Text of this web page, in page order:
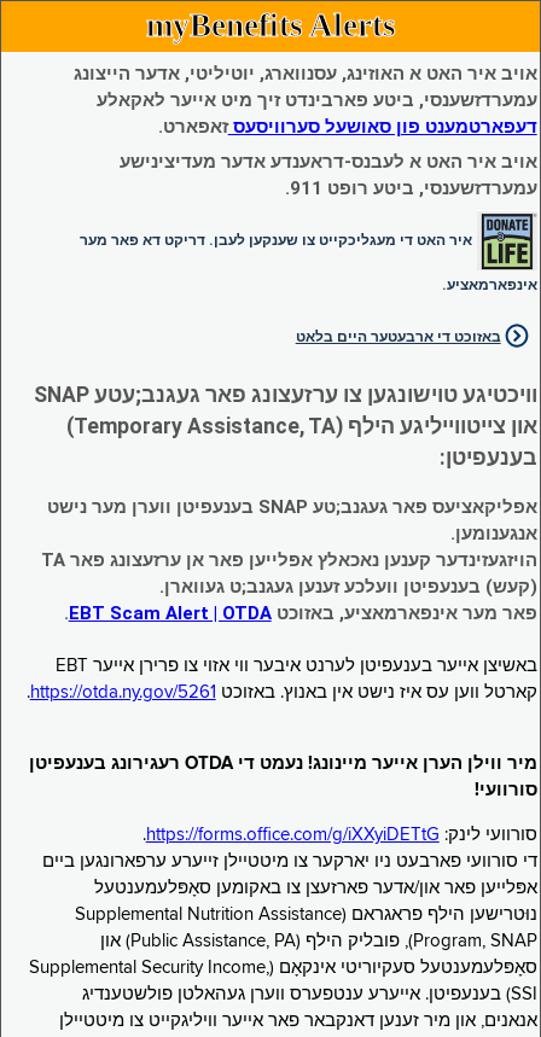
myBenefits Alerts
אויב איר האט א האוזינג, עסנווארג, יוטיליטי, אדער הייצונג
עמערדזשענסי, ביטע פארבינדט זיך מיט אייער לאקאלע
דעפארטמענט פון סאושעל סערוויסעסזאפארט.
אויב איר האט א לעבנס-דראענדע אדער מעדיצינישע
עמערדזשענסי, ביטע רופט 911.
איר האט די מעגליכקייט צו שענקען לעבן. דריקט דא פאר מער
אינפארמאציע.
באזוכט די ארבעטער היים בלאט
וויכטיגע טוישונגען צו ערזעצונג פאר געגנב;עטע SNAP
און צייטווייליגע הילף (Temporary Assistance, TA)
בענעפיטן:
אפליקאציעס פאר געגנב;טע SNAP בענעפיטן ווערן מער נישט
אנגענומען.
הויזגעזינדער קענען נאכאלץ אפּלייען פאר אן ערזעצונג פאר TA
(קעש) בענעפיטן וועלכע זענען געגנב;ט געווארן.
פאר מער אינפארמאציע, באזוכטEBT Scam Alert | OTDA
.
באשיצן אייער בענעפיטן לערנט איבער ווי אזוי צו פרירן אייער EBT
קארטל ווען עס איז נישט אין באנוץ. באזוכט https://otda.ny.gov/5261
.
מיר ווילן הערן אייער מיינונג! נעמט די OTDA רעגירונג בענעפיטן
סורוועי!
סורוועי לינק: https://forms.office.com/g/iXXyiDETtG
.
די סורוועי פארבעט ניו יארקער צו מיטטיילן זייערע ערפארונגען ביים
אפּלייען פאר און/אדער פארזעצן צו באקומען סאָפּלעמענטעל
נוּטרישען הילף פראגראם (Supplemental Nutrition Assistance
Program, SNAP), פובליק הילף (Public Assistance, PA) און
סאָפּלעמענטעל סעקיוריטי אינקאָם (Supplemental Security Income,
SSI) בענעפיטן. אייערע ענטפערס ווערן געהאלטן פולשטענדיג
אנאנים, און מיר זענען דאנקבאר פאר אייער וויליגקייט צו מיטטיילן